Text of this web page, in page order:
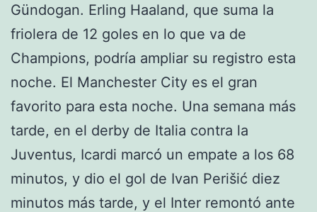
Gündogan. Erling Haaland, que suma la
friolera de 12 goles en lo que va de
Champions, podría ampliar su registro esta
noche. El Manchester City es el gran
favorito para esta noche. Una semana más
tarde, en el derby de Italia contra la
Juventus, Icardi marcó un empate a los 68
minutos, y dio el gol de Ivan Perišić diez
minutos más tarde, y el Inter remontó ante